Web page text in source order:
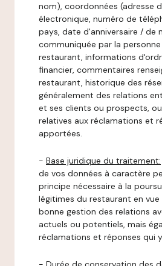
nom), coordonnées (adresse
électronique, numéro de
pays, date d'anniversaire / de
communiquée par la
restaurant, informations
financier, commentaires
restaurant, historique des
généralement des relations
et ses clients ou prospects,
relatives aux réclamations et
apportées.
- Base juridique du traitement:
de vos données à caractère
principe nécessaire à la
légitimes du restaurant en vue
bonne gestion des relations
actuels ou potentiels, mais
réclamations et réponses qui